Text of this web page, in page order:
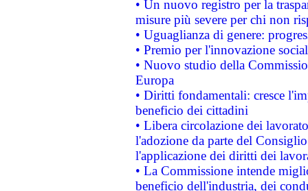
• Un nuovo registro per la
misure più severe per chi non
• Uguaglianza di genere:
• Premio per l'innovazione
• Nuovo studio della
Europa
• Diritti fondamentali: cresce
beneficio dei cittadini
• Libera circolazione dei
l'adozione da parte del
l'applicazione dei diritti dei
• La Commissione intende
beneficio dell'industria, dei